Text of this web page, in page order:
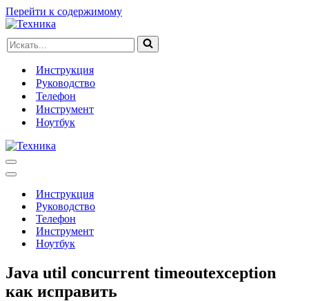
Перейти к содержимому
Искать...
Инструкция
Руководство
Телефон
Инструмент
Ноутбук
Меню
навигации
Меню
навигацииИнструкция
Руководство
Телефон
Инструмент
Ноутбук
Java util concurrent timeoutexception
как исправить